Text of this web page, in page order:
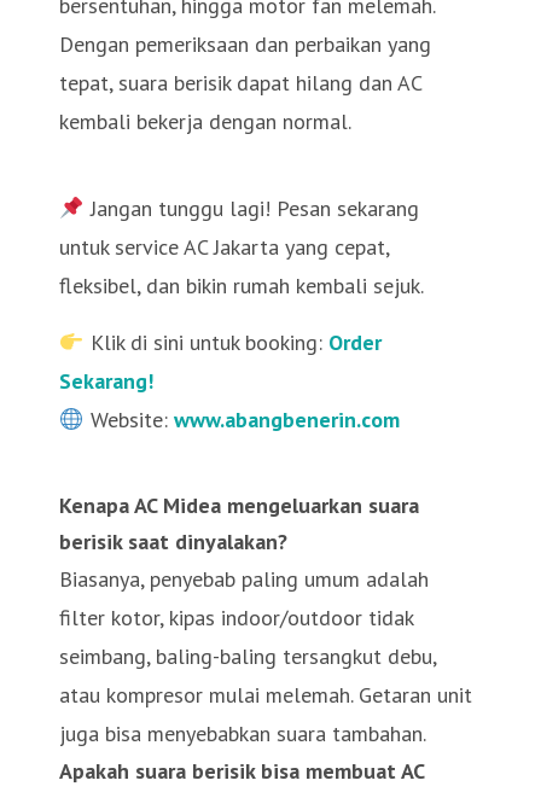
bersentuhan, hingga motor fan melemah.
Dengan pemeriksaan dan perbaikan yang
tepat, suara berisik dapat hilang dan AC
kembali bekerja dengan normal.
Jangan tunggu lagi! Pesan sekarang
untuk service AC Jakarta yang cepat,
fleksibel, dan bikin rumah kembali sejuk.
Klik di sini untuk booking: Order
Sekarang!
Website: www.abangbenerin.com
Kenapa AC Midea mengeluarkan suara
berisik saat dinyalakan?
Biasanya, penyebab paling umum adalah
filter kotor, kipas indoor/outdoor tidak
seimbang, baling-baling tersangkut debu,
atau kompresor mulai melemah. Getaran unit
juga bisa menyebabkan suara tambahan.
Apakah suara berisik bisa membuat AC